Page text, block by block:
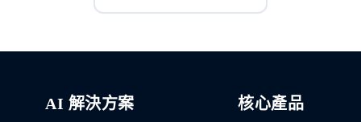
AI 解決方案 核心產品